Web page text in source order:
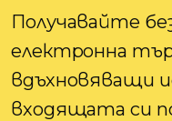
Получавайте
електронна
вдъхновяващи
входящата си